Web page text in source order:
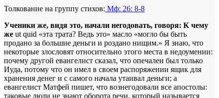
Толкование на группу стихов: Мф: 26: 8-8
Ученики же, видя это, начали негодовать, говоря: К чему
же ut quid «эта трата? Ведь это» масло «могло бы быть
продано за большие деньги и роздано нищим.» Я знаю, что
некоторые злословят относительно этого места в недоумении:
почему другой евангелист сказал, что опечален был только
Иуда, потому что он имел в своем распоряжении ящик для
хранения денег и с самого начала утаивал деньги; а
евангелист Матфей пишет, что вознегодовали все апостолы:
таковые люди не знают оборота речи, который называется